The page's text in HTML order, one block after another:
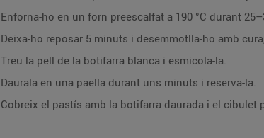
Enforna-ho en un forn preescalfat a 190 °C durant
Deixa-ho reposar 5 minuts i desemmotlla-ho amb
Treu la pell de la botifarra blanca i esmicola-la.
Daurala en una paella durant uns minuts i reserva-la.
Cobreix el pastís amb la botifarra daurada i el cibulet